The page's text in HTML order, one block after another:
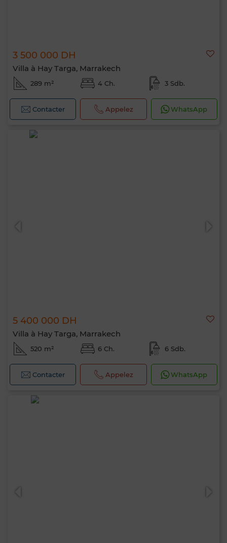
3 500 000 DH
Villa à Hay Targa, Marrakech
289 m² 4 Ch. 3 Sdb.
Contacter Appelez WhatsApp
5 400 000 DH
Villa à Hay Targa, Marrakech
520 m² 6 Ch. 6 Sdb.
Contacter Appelez WhatsApp